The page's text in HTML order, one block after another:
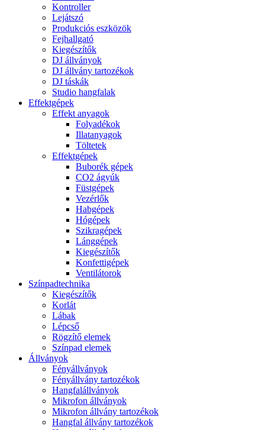
Kontroller
Lejátszó
Produkciós eszközök
Fejhallgató
Kiegészítők
DJ állványok
DJ állvány tartozékok
DJ táskák
Studio hangfalak
Effektgépek
Effekt anyagok
Folyadékok
Illatanyagok
Töltetek
Effektgépek
Buborék gépek
CO2 ágyúk
Füstgépek
Vezérlők
Habgépek
Hógépek
Szikragépek
Lánggépek
Kiegészítők
Konfettigépek
Ventilátorok
Színpadtechnika
Kiegészítők
Korlát
Lábak
Lépcső
Rögzítő elemek
Színpad elemek
Állványok
Fényállványok
Fényállvány tartozékok
Hangfalállványok
Mikrofon állványok
Mikrofon állvány tartozékok
Hangfal állvány tartozékok